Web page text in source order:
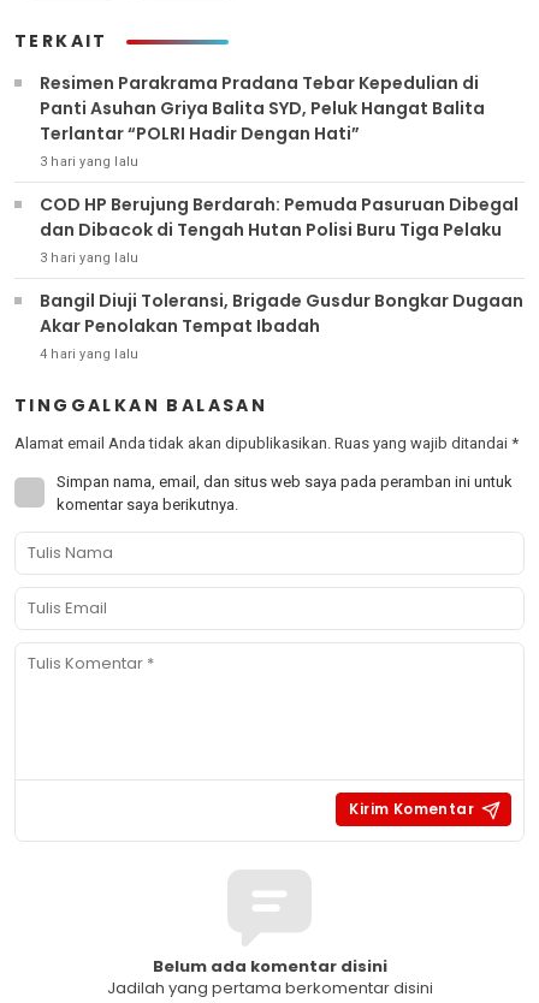
TERKAIT
Resimen Parakrama Pradana Tebar Kepedulian di
Panti Asuhan Griya Balita SYD, Peluk Hangat Balita
Terlantar “POLRI Hadir Dengan Hati”
3 hari yang lalu
COD HP Berujung Berdarah: Pemuda Pasuruan Dibegal
dan Dibacok di Tengah Hutan Polisi Buru Tiga Pelaku
3 hari yang lalu
Bangil Diuji Toleransi, Brigade Gusdur Bongkar Dugaan
Akar Penolakan Tempat Ibadah
4 hari yang lalu
TINGGALKAN BALASAN
Alamat email Anda tidak akan dipublikasikan. Ruas yang wajib ditandai *
Simpan nama, email, dan situs web saya pada peramban ini untuk
komentar saya berikutnya.
Belum ada komentar disini
Jadilah yang pertama berkomentar disini